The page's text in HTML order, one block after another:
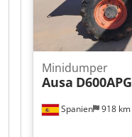
Spanien 918 km
Minidumper
Ausa D600APG